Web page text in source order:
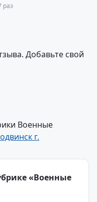
раз
Добавьте свой
Военные
г.
«Военные